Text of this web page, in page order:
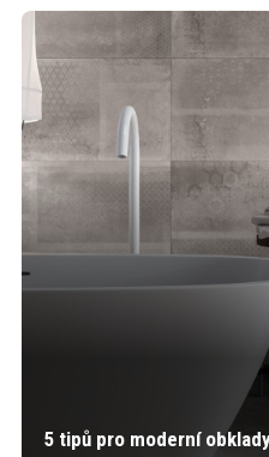
5 tipů pro moderní